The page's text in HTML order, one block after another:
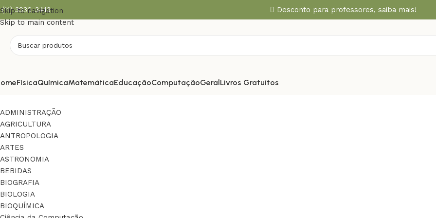
Skip to navigation
Skip to main content
(11) 3936-3413 Desconto para professores, saiba mais!
FísicaQuímicaMatemáticaEducaçãoComputaçãoGeralLivros Gratuítos
ADMINISTRAÇÃO
AGRICULTURA
ANTROPOLOGIA
ARTES
ASTRONOMIA
BEBIDAS
BIOGRAFIA
BIOLOGIA
BIOQUÍMICA